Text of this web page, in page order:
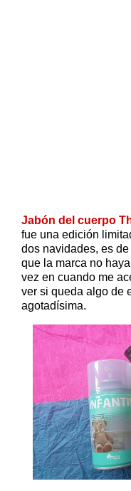
Jabón del cuerpo
fue una edición
dos navidades, es
que la marca no
vez en cuando me
ver si queda algo de
agotadísima.